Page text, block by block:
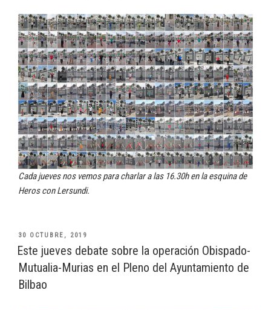
Cada jueves nos vemos para charlar a las 16.30h en la esquina de
Heros con Lersundi.
PUBLICADO
EL
30 OCTUBRE, 2019
Este jueves debate sobre la operación Obispado-
Mutualia-Murias en el Pleno del Ayuntamiento de
Bilbao